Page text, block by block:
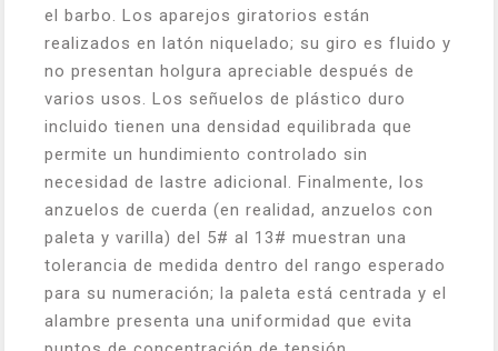
el barbo. Los aparejos giratorios están
realizados en latón niquelado; su giro es fluido y
no presentan holgura apreciable después de
varios usos. Los señuelos de plástico duro
incluido tienen una densidad equilibrada que
permite un hundimiento controlado sin
necesidad de lastre adicional. Finalmente, los
anzuelos de cuerda (en realidad, anzuelos con
paleta y varilla) del 5# al 13# muestran una
tolerancia de medida dentro del rango esperado
para su numeración; la paleta está centrada y el
alambre presenta una uniformidad que evita